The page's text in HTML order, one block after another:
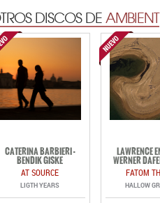
DISCOS DEAMBIENT
CATERINA BARBIERI -
BENDIK GISKE
AT SOURCE
LIGTH YEARS
LAWRENCE
WERNER
FATOM
HALLOW